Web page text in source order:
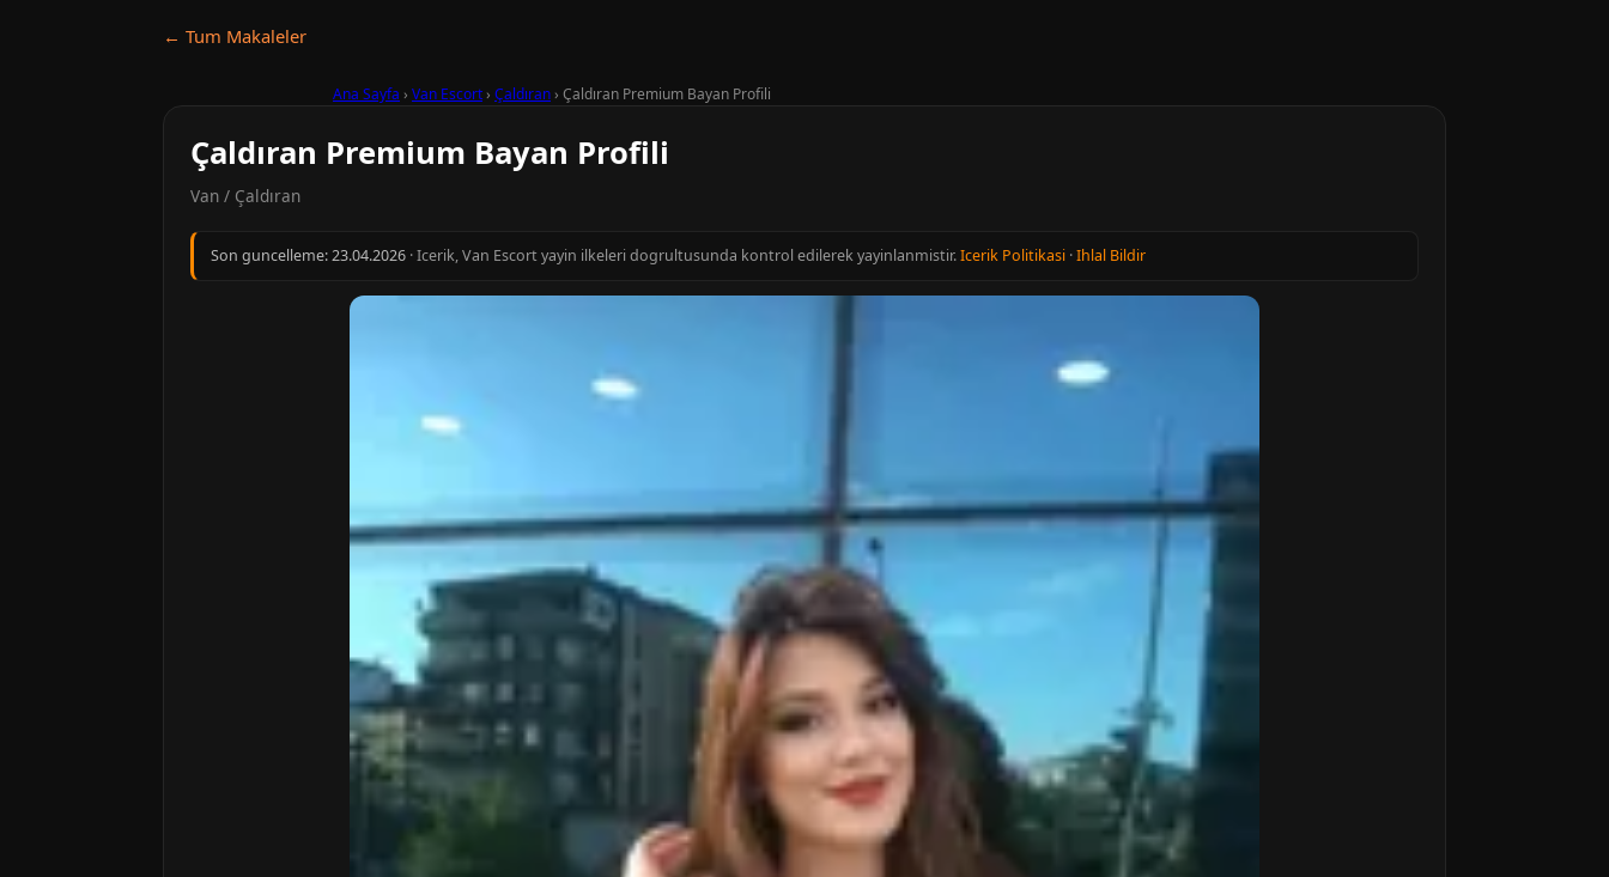
← Tum Makaleler
Ana Sayfa › Van Escort› Çaldıran› Çaldıran Premium Bayan Profili
Çaldıran Premium Bayan Profili
Van / Çaldıran
Son guncelleme:23.04.2026 · Icerik, Van Escort yayin ilkeleri dogrultusunda kontrol edilerek yayinlanmistir.Icerik Politikasi ·Ihlal Bildir